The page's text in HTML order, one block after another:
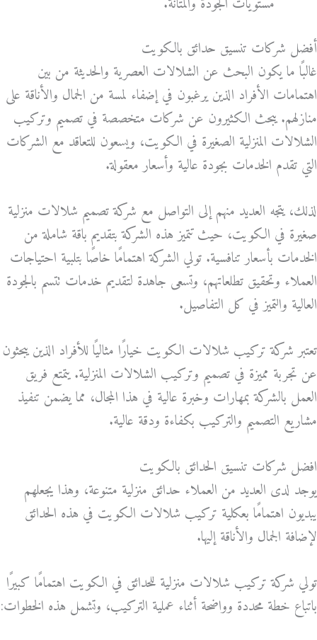
أفضل شركات تنسيق حدائق بالكويت
غالبًا ما يكون البحث عن الشلالات العصرية والحديثة من بين
اهتمامات الأفراد الذين يرغبون في إضفاء لمسة من الجمال والأناقة على
منازلهم. يبحث الكثيرون عن شركات متخصصة في تصميم وتركيب
الشلالات المنزلية الصغيرة في الكويت، ويسعون للتعاقد مع الشركات
التي تقدم الخدمات بجودة عالية وأسعار معقولة.
لذلك، يتجه العديد منهم إلى التواصل مع شركة تصميم شلالات منزلية
صغيرة في الكويت، حيث تتميز هذه الشركة بتقديم باقة شاملة من
الخدمات بأسعار تنافسية. تولي الشركة اهتمامًا خاصًا بتلبية احتياجات
العملاء وتحقيق تطلعاتهم، وتسعى جاهدة لتقديم خدمات تتسم بالجودة
العالية والتميز في كل التفاصيل.
تعتبر شركة تركيب شلالات الكويت خيارًا مثاليًا للأفراد الذين يبحثون
عن تجربة مميزة في تصميم وتركيب الشلالات المنزلية. يتمتع فريق
العمل بالشركة بمهارات وخبرة عالية في هذا المجال، مما يضمن تنفيذ
مشاريع التصميم والتركيب بكفاءة ودقة عالية.
افضل شركات تنسيق الحدائق بالكويت
يوجد لدى العديد من العملاء حدائق منزلية متنوعة، وهذا يجعلهم
يبديون اهتمامًا بعكلية تركيب شلالات الكويت في هذه الحدائق
لإضافة الجمال والأناقة إليها.
تولي شركة تركيب شلالات منزلية للحدائق في الكويت اهتمامًا كبيرًا
باتباع خطة محددة وواضحة أثناء عملية التركيب، وتشمل هذه الخطوات: